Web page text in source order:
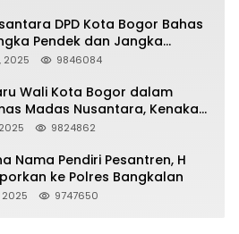
DPD Kota Bogor Bahas
Pendek dan Jangka
2025 9846084
Wali Kota Bogor dalam
Madas Nusantara, Kenakan
sebagai Simbol
9824862
Nama Pendiri Pesantren, H
ke Polres Bangkalan
2025 9747650